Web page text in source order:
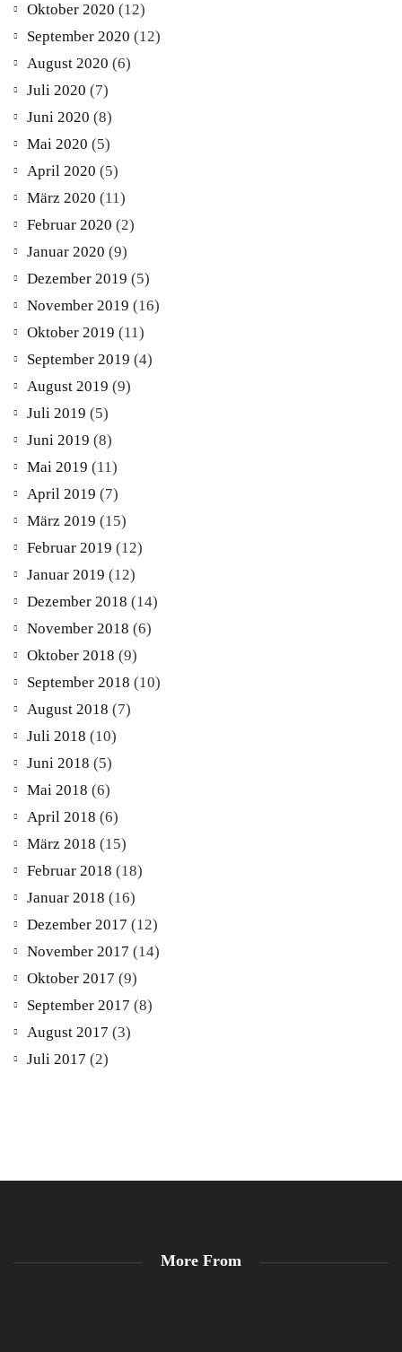
Oktober 2020 (12)
September 2020 (12)
August 2020 (6)
Juli 2020 (7)
Juni 2020 (8)
Mai 2020 (5)
April 2020 (5)
März 2020 (11)
Februar 2020 (2)
Januar 2020 (9)
Dezember 2019 (5)
November 2019 (16)
Oktober 2019 (11)
September 2019 (4)
August 2019 (9)
Juli 2019 (5)
Juni 2019 (8)
Mai 2019 (11)
April 2019 (7)
März 2019 (15)
Februar 2019 (12)
Januar 2019 (12)
Dezember 2018 (14)
November 2018 (6)
Oktober 2018 (9)
September 2018 (10)
August 2018 (7)
Juli 2018 (10)
Juni 2018 (5)
Mai 2018 (6)
April 2018 (6)
März 2018 (15)
Februar 2018 (18)
Januar 2018 (16)
Dezember 2017 (12)
November 2017 (14)
Oktober 2017 (9)
September 2017 (8)
August 2017 (3)
Juli 2017 (2)
More From